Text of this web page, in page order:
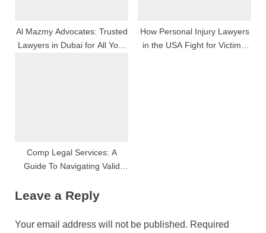
Al Mazmy Advocates: Trusted
Lawyers in Dubai for All Your
How Personal Injury Lawyers
in the USA Fight for Victims’
Comp Legal Services: A
Guide To Navigating Valid
Support
Leave a Reply
Your email address will not be published. Required